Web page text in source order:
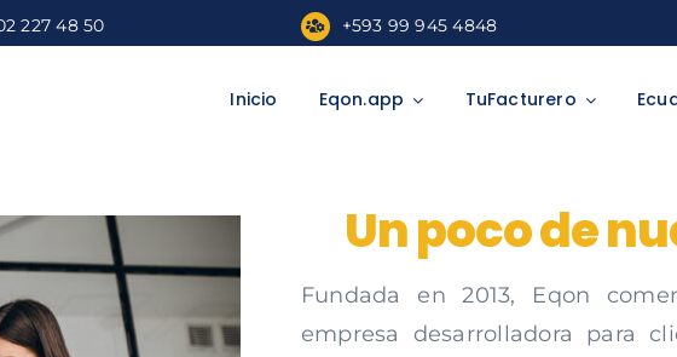
227 48 50 +593 99 945 4848
Inicio Eqon.app TuFacturero
Un poco de
Fundada en 2013, Eqon
empresa desarrolladora para